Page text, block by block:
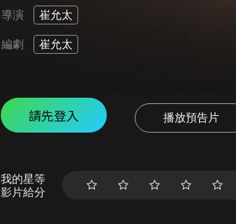
導演 崔允太
編劇 崔允太
請先登入 播放預告片
我的星等
影片給分